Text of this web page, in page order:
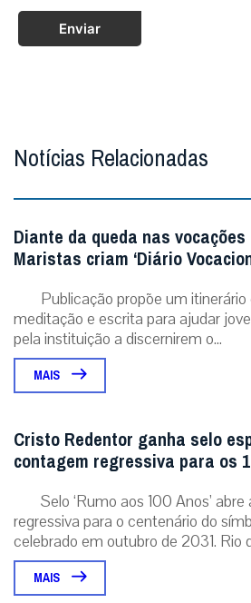
Enviar
Notícias Relacionadas
Diante da queda nas
Maristas criam ‘Diário
Publicação propõe um
meditação e escrita para ajudar
pela instituição a discernirem o...
MAIS
Cristo Redentor ganha selo
contagem regressiva para os
Selo ‘Rumo aos 100 Anos’
regressiva para o centenário do
celebrado em outubro de 2031. Rio
MAIS